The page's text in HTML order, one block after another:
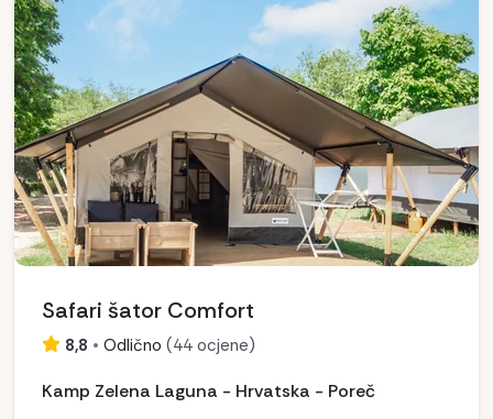
Safari šator Comfort
8,8 • Odlično (44 ocjene)
Kamp Zelena Laguna - Hrvatska - Poreč